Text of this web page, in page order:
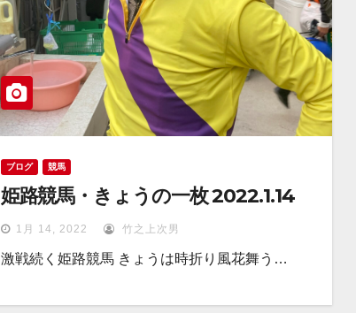
ブログ 競馬
姫路競馬・きょうの一枚 2022.1.14
1月 14, 2022 竹之上次男
激戦続く姫路競馬 きょうは時折り風花舞う…